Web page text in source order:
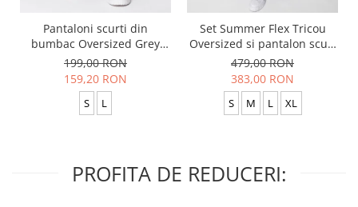
Pantaloni scurti din
bumbac Oversized Grey
Anthracite
199,00 RON
159,20 RON
S L
Set Summer Flex Tricou
Oversized si pantalon scurt
Baggy Black
479,00 RON
383,00 RON
S M L XL
PROFITA DE REDUCERI: